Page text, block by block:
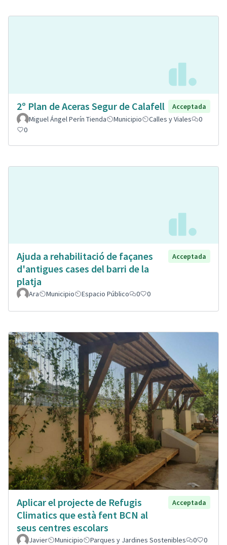
2º Plan de Aceras Segur de Calafell
Acceptada
Miguel Ángel Perín Tienda
Municipio Calles y Viales
0
0
Ajuda a rehabilitació de façanes
d'antigues cases del barri de la
platja
Acceptada
Ara Municipio Espacio Público 0 0
Aplicar el projecte de Refugis
Climatics que està fent BCN al
seus centres escolars
Acceptada
Javier Municipio Parques y Jardines Sostenibles 0 0